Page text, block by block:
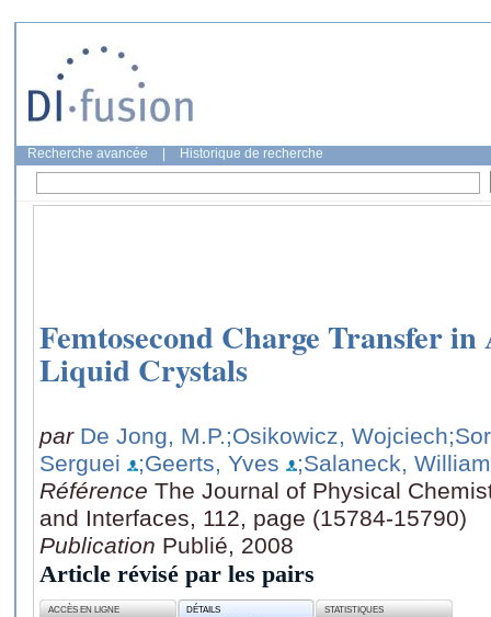
Recherche avancée Historique de recherche
Femtosecond Charge Transfer in
Liquid Crystals
par De Jong, M.P.;Osikowicz, Wojciech
Serguei
;Geerts, Yves
;Salaneck,
Référence The Journal of Physical
and Interfaces, 112, page (15784-15790)
Publication Publié, 2008
Article révisé par les pairs
ACCÈS EN LIGNE DÉTAILS STATISTIQUES